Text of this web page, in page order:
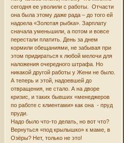
сегодня ее уволили с работы. Отчасти
она была этому даже рада – до того ей
надоела «Золотая рыбка». Зарплату
сначала уменьшили, а потом и вовсе
перестали платить. День за днем
кормили обещаниями, не забывая при
этом придираться к любой мелочи для
наложения очередного штрафа. Но
никакой другой работы у Жени не было.
А теперь и этой, надоевшей до
отвращения, не стало. А на дворе
кризис, и таких бывших «менеджеров
по работе с клиентами» как она - пруд
пруди.
Надо было что-то делать, но вот что?
Вернуться «под крылышко» к маме, в
Озёры? Нет, только не это!